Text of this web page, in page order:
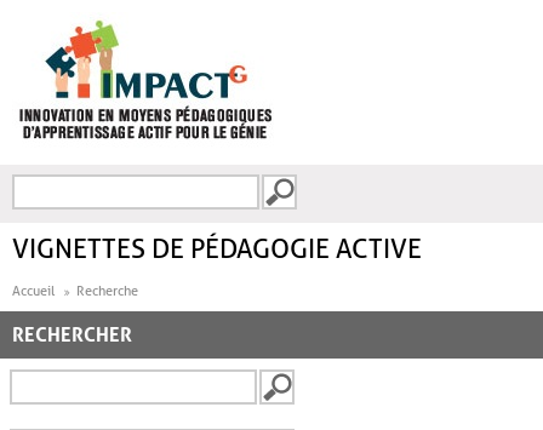
FORMULAIRE DE
VIGNETTES DE PÉDAGOGIE ACTIVE
Accueil Recherche
RECHERCHER